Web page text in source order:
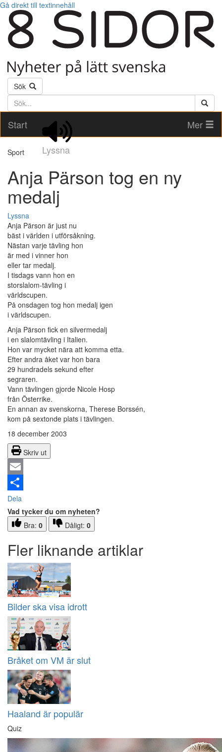
Gå direkt till textinnehåll
Sök
Söktext
Start
Lyssna
Mer
Sport
Anja Pärson tog en ny
medalj
Lyssna
Anja Pärson är just nu
bäst i världen i utförsåkning.
Nästan varje tävling hon
är med i vinner hon
eller tar medalj.
I tisdags vann hon en
storslalom-tävling i
världscupen.
På onsdagen tog hon medalj igen
i världscupen.
Anja Pärson fick en silvermedalj
i en slalomtävling i Italien.
Hon var mycket nära att komma etta.
Efter andra åket var hon bara
29 hundradels sekund efter
segraren.
Vann tävlingen gjorde Nicole Hosp
från Österrike.
En annan av svenskorna, Therese Borssén,
kom på sextonde plats i tävlingen.
18 december 2003
Skriv ut
Email
Dela
Vad tycker du om nyheten?
Bra: 0 Dåligt: 0
Fler liknande artiklar
Bilder ska visa idrott
Bråket om VM är slut
Haaland är populär
Quiz